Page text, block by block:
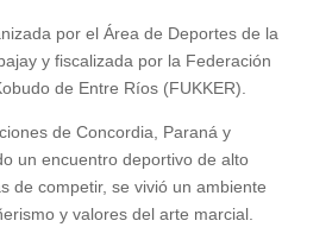
por el Área de Deportes de la
y fiscalizada por la Federación
de Entre Ríos (FUKKER).
de Concordia, Paraná y
un encuentro deportivo de alto
de competir, se vivió un ambiente
y valores del arte marcial.